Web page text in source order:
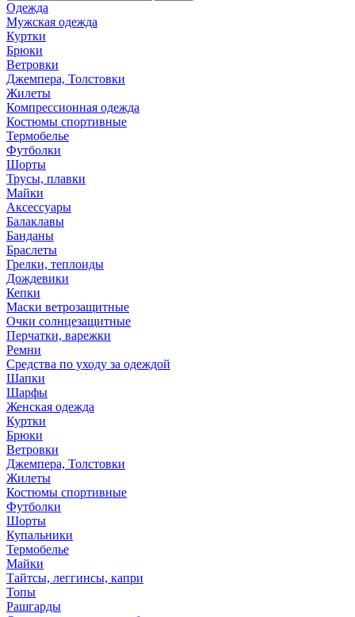
Одежда
Мужская одежда
Куртки
Брюки
Ветровки
Джемпера, Толстовки
Жилеты
Компрессионная одежда
Костюмы спортивные
Термобелье
Футболки
Шорты
Трусы, плавки
Майки
Аксессуары
Балаклавы
Банданы
Браслеты
Грелки, теплоиды
Дождевики
Кепки
Маски ветрозащитные
Очки солнцезащитные
Перчатки, варежки
Ремни
Средства по уходу за одеждой
Шапки
Шарфы
Женская одежда
Куртки
Брюки
Ветровки
Джемпера, Толстовки
Жилеты
Костюмы спортивные
Футболки
Шорты
Купальники
Термобелье
Майки
Тайтсы, леггинсы, капри
Топы
Рашгарды